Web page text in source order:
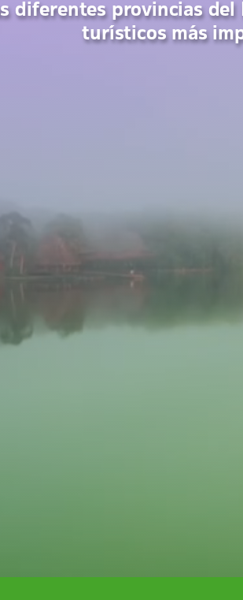
diferentes provincias
turísticos más